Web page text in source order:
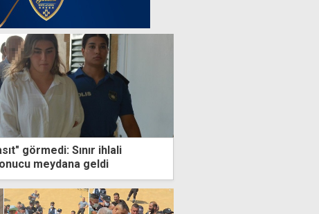
görmedi: Sınır ihlali
meydana geldi